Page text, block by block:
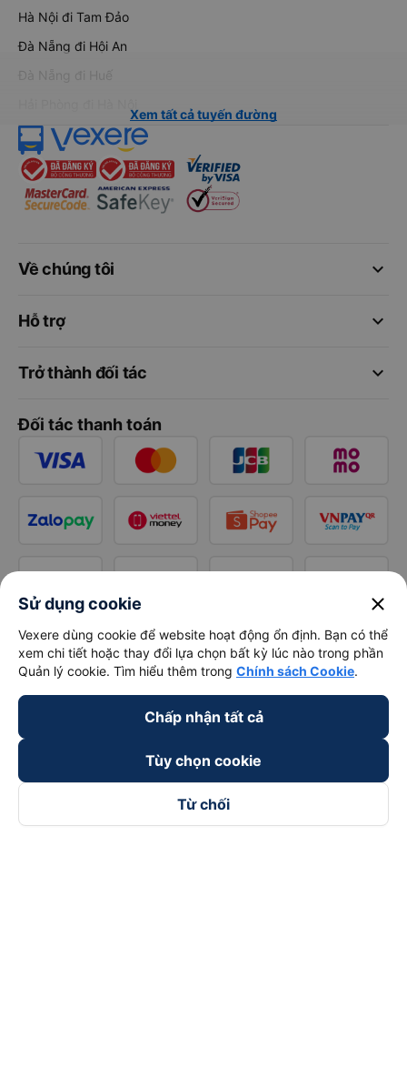
Hà Nội đi Tam Đảo
Đà Nẵng đi Hội An
Đà Nẵng đi Huế
Xem tất cả tuyến đường
keyboard_arrow_down
Về chúng tôi
keyboard_arrow_down
Hỗ trợ
keyboard_arrow_down
Trở thành đối tác
Đối tác thanh toán
Sử dụng cookie close
Vexere dùng cookie để website hoạt động ổn định. Bạn có thể
xem chi tiết hoặc thay đổi lựa chọn bất kỳ lúc nào trong phần
Quản lý cookie. Tìm hiểu thêm trong Chính sách Cookie.
Chấp nhận tất cả
Tùy chọn cookie
Từ chối